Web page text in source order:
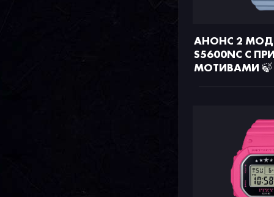
АНОНС 2
S5600NC С
МОТИВАМИ 🍃